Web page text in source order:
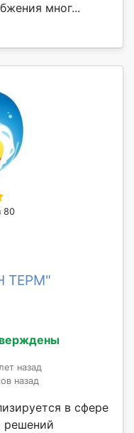
мног...
80
ТЕРМ"
назад
назад
в сфере
решений